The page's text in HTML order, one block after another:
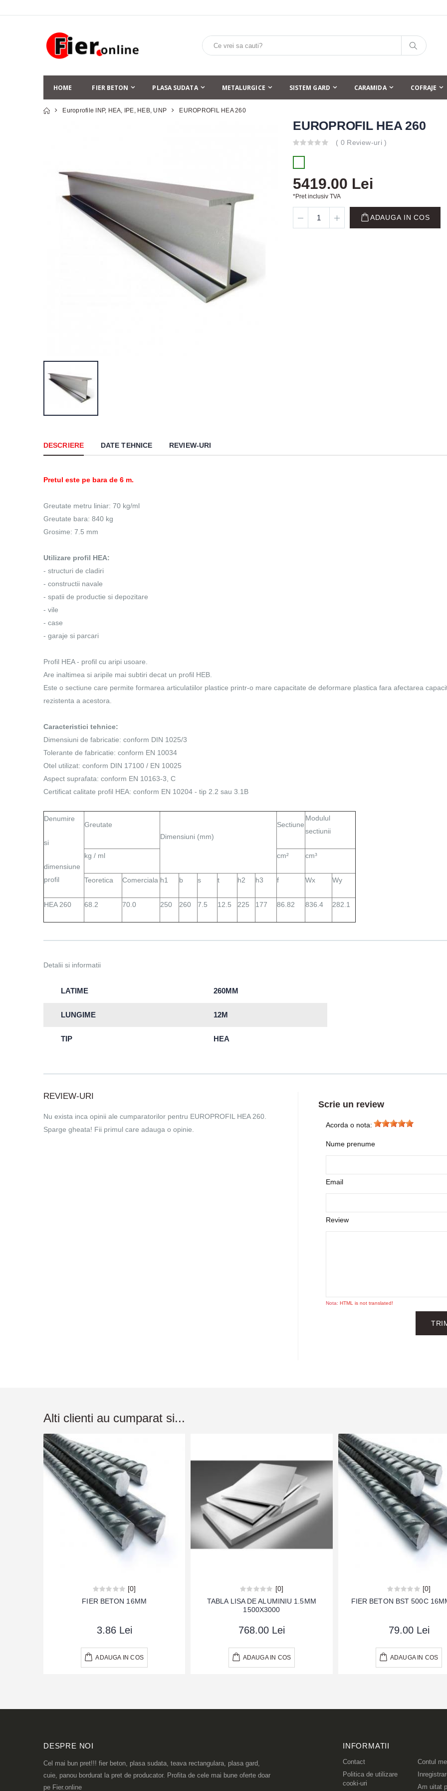
HOME FIER BETON PLASA SUDATA METALURGICE SISTEM GARD CARAMIDA COFRAJE
Europrofile INP, HEA, IPE, HEB, UNP EUROPROFIL HEA 260
EUROPROFIL HEA 260
( 0 Review-uri )
5419.00 Lei
*Pret inclusiv TVA
ADAUGA IN COS
DESCRIERE DATE TEHNICE REVIEW-URI
Pretul este pe bara de 6 m.
Greutate metru liniar: 70 kg/ml
Greutate bara: 840 kg
Grosime: 7.5 mm
Utilizare profil HEA:
- structuri de cladiri
- constructii navale
- spatii de productie si depozitare
- vile
- case
- garaje si parcari
Profil HEA - profil cu aripi usoare.
Are inaltimea si aripile mai subtiri decat un profil HEB.
Este o sectiune care permite formarea articulatiilor plastice printr-o mare capacitate de deformare plastica fara afectarea
rezistenta a acestora.
Caracteristici tehnice:
Dimensiuni de fabricatie: conform DIN 1025/3
Tolerante de fabricatie: conform EN 10034
Otel utilizat: conform DIN 17100 / EN 10025
Aspect suprafata: conform EN 10163-3, C
Certificat calitate profil HEA: conform EN 10204 - tip 2.2 sau 3.1B
Denumire
si
dimensiune
profil
Greutate
Dimensiuni (mm)
Sectiune
Modulul
sectiunii
kg / ml cm² cm³
Teoretica Comerciala h1 b s t h2 h3 f Wx Wy
HEA 260 68.2 70.0 250 260 7.5 12.5 225 177 86.82 836.4 282.1
Detalii si informatii
LATIME 260MM
LUNGIME 12M
TIP HEA
REVIEW-URI
Nu exista inca opinii ale cumparatorilor pentru EUROPROFIL HEA 260.
Sparge gheata! Fii primul care adauga o opinie.
Scrie un review
Acorda o nota:
Nume prenume
Email
Review
Nota: HTML is not translated!
Alti clienti au cumparat si...
[0]
FIER BETON 16MM
3.86 Lei
ADAUGA IN COS
[0]
TABLA LISA DE ALUMINIU 1.5MM
1500X3000
768.00 Lei
ADAUGA IN COS
[0]
FIER BETON BST 500C
79.00 Lei
ADAUGA IN COS
DESPRE NOI
Cel mai bun pret!!! fier beton, plasa sudata, teava rectangulara, plasa gard,
cuie, panou bordurat la pret de producator. Profita de cele mai bune oferte doar
pe Fier.online
INFORMATII
Contact
Politica de utilizare
cooki-uri
Contul
Am uitat